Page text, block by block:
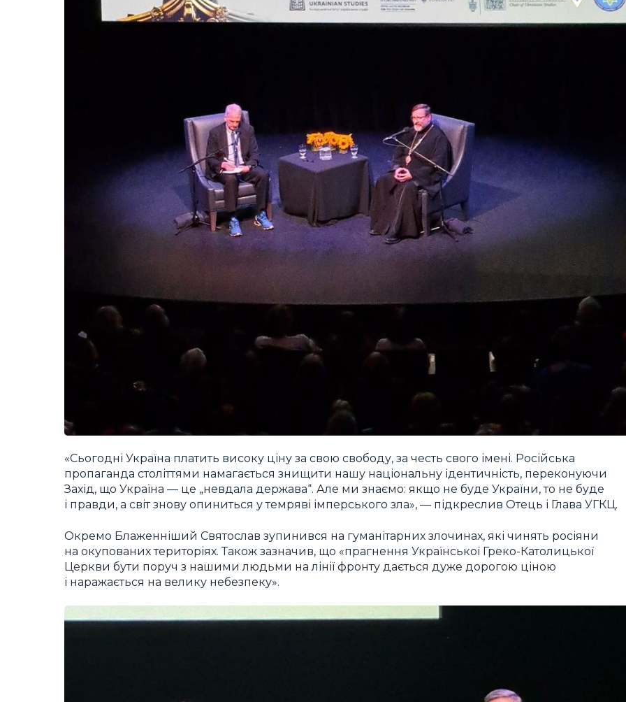
«Сьогодні Україна платить високу ціну за свою свободу, за честь свого імені. Російська
пропаганда століттями намагається знищити нашу національну ідентичність, переконуючи
Захід, що Україна — це „невдала держава“. Але ми знаємо: якщо не буде України, то не буде
і правди, а світ знову опиниться у темряві імперського зла», — підкреслив Отець і Глава УГКЦ.
Окремо Блаженніший Святослав зупинився на гуманітарних злочинах, які чинять росіяни
на окупованих територіях. Також зазначив, що «прагнення Української Греко-Католицької
Церкви бути поруч з нашими людьми на лінії фронту дається дуже дорогою ціною
і наражається на велику небезпеку».